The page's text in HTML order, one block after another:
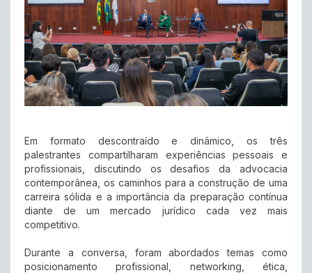
Em formato descontraído e dinâmico, os três
palestrantes compartilharam experiências pessoais e
profissionais, discutindo os desafios da advocacia
contemporânea, os caminhos para a construção de uma
carreira sólida e a importância da preparação contínua
diante de um mercado jurídico cada vez mais
competitivo.
Durante a conversa, foram abordados temas como
posicionamento profissional, networking, ética,